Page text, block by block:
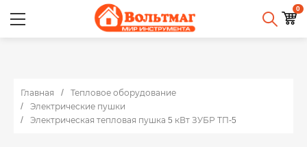
0
Главная
Тепловое оборудование
Электрические пушки
Электрическая тепловая пушка 5 кВт ЗУБР ТП-5